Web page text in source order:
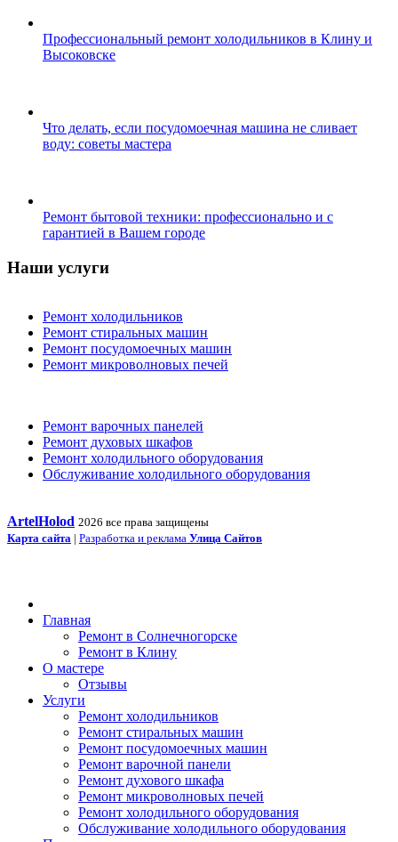
Профессиональный ремонт холодильников в Клину и
Высоковске
Что делать, если посудомоечная машина не сливает
воду: советы мастера
Ремонт бытовой техники: профессионально и с
гарантией в Вашем городе
Наши услуги
Ремонт холодильников
Ремонт стиральных машин
Ремонт посудомоечных машин
Ремонт микроволновых печей
Ремонт варочных панелей
Ремонт духовых шкафов
Ремонт холодильного оборудования
Обслуживание холодильного оборудования
ArtelHolod 2026 все права защищены
Карта сайта | Разработка и реклама Улица Сайтов
Главная
Ремонт в Солнечногорске
Ремонт в Клину
О мастере
Отзывы
Услуги
Ремонт холодильников
Ремонт стиральных машин
Ремонт посудомоечных машин
Ремонт варочной панели
Ремонт духового шкафа
Ремонт микроволновых печей
Ремонт холодильного оборудования
Обслуживание холодильного оборудования